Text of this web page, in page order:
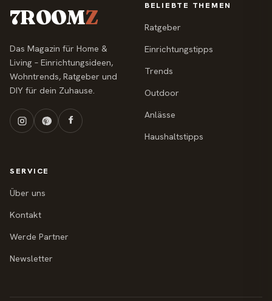
7ROOMZ
Das Magazin für Home &
Living – Einrichtungsideen,
Wohntrends, Ratgeber und
DIY für dein Zuhause.
BELIEBTE THEMEN
Ratgeber
Einrichtungstipps
Trends
Outdoor
Anlässe
Haushaltstipps
SERVICE
Über uns
Kontakt
Werde Partner
Newsletter